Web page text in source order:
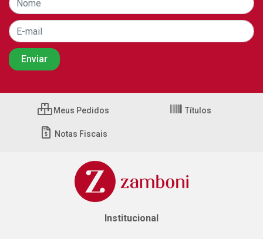
Meus Pedidos Títulos
Notas Fiscais
Institucional